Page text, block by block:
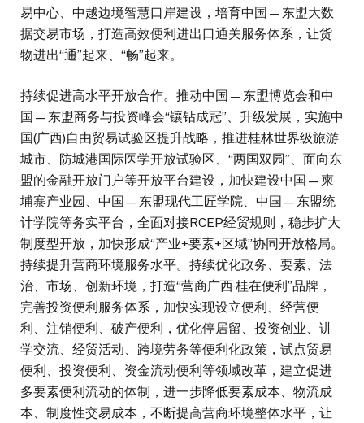
易中心、中越边境智慧口岸建设，培育中国—东盟大数
据交易市场，打造高效便利进出口通关服务体系，让货
物进出“通”起来、“畅”起来。
持续促进高水平开放合作。推动中国—东盟博览会和中
国—东盟商务与投资峰会“镶钻成冠”、升级发展，实施中
国(广西)自由贸易试验区提升战略，推进桂林世界级旅游
城市、防城港国际医学开放试验区、“两国双园”、面向东
盟的金融开放门户等开放平台建设，加快建设中国—柬
埔寨产业园、中国—东盟现代工匠学院、中国—东盟统
计学院等务实平台，全面对接RCEP经贸规则，稳步扩大
制度型开放，加快形成“产业+要素+区域”协同开放格局。
持续提升营商环境服务水平。持续优化政务、要素、法
治、市场、创新环境，打造“营商广西·桂在便利”品牌，
完善投资便利服务体系，加快实现设立便利、经营便
利、注销便利、破产便利，优化停居留、投资创业、讲
学交流、经贸活动、跨境劳务等便利化政策，试点贸易
便利、投资便利、资金流动便利等领域改革，建立促进
多要素便利流动的体制，进一步降低要素成本、物流成
本、制度性交易成本，不断提高营商环境整体水平，让